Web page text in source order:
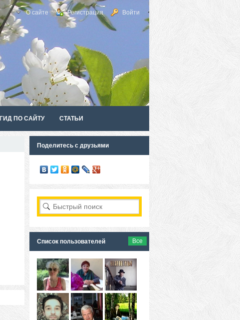
О сайте Регистрация Войти
ГИД ПО САЙТУ СТАТЬИ
Поделитесь с друзьями
Список пользователей Все